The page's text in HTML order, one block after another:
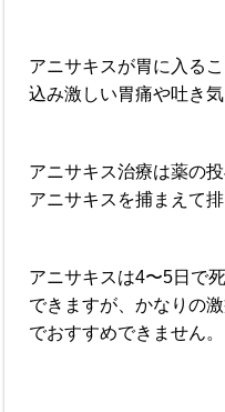
アニサキスが胃に入る
込み激しい胃痛や吐き気
アニサキス治療は薬の
アニサキスを捕まえて排
アニサキスは4〜5日で
できますが、かなりの
でおすすめできません。